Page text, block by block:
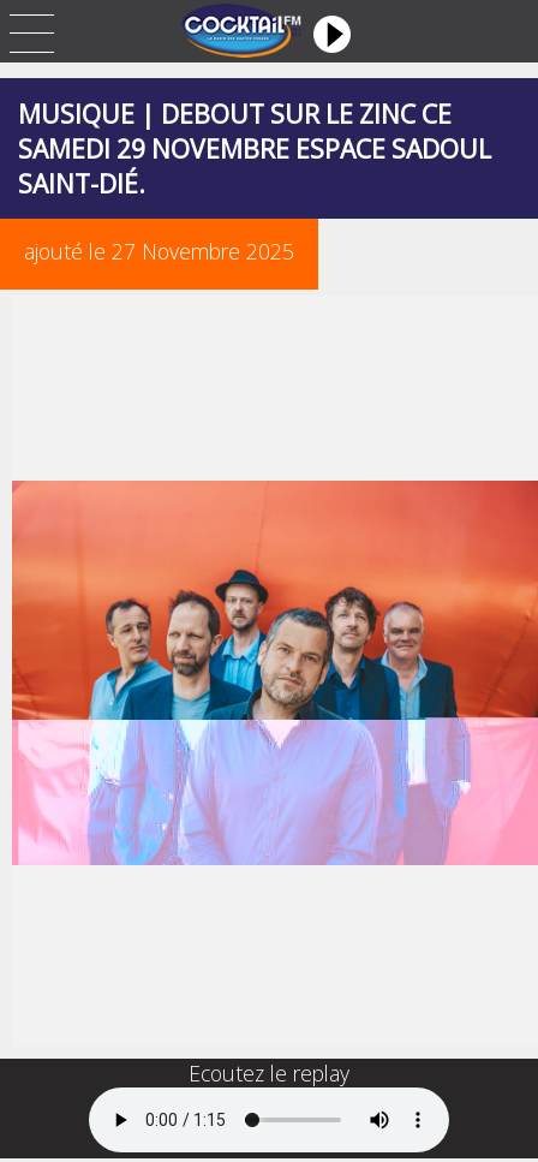
MUSIQUE | DEBOUT SUR LE ZINC CE
SAMEDI 29 NOVEMBRE ESPACE SADOUL
SAINT-DIÉ.
ajouté le 27 Novembre 2025
Ecoutez le replay